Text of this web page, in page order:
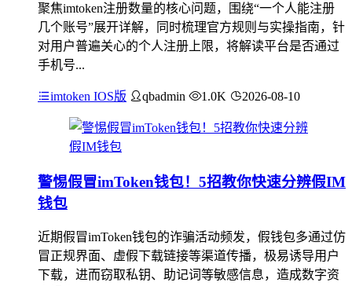
聚焦imtoken注册数量的核心问题，围绕“一个人能注册
几个账号”展开详解，同时梳理官方规则与实操指南，针
对用户普遍关心的个人注册上限，将解读平台是否通过
手机号...
imtoken IOS版 qbadmin 1.0K 2026-08-10
警惕假冒imToken钱包！5招教你快速分辨假IM
钱包
近期假冒imToken钱包的诈骗活动频发，假钱包多通过仿
冒正规界面、虚假下载链接等渠道传播，极易诱导用户
下载，进而窃取私钥、助记词等敏感信息，造成数字资